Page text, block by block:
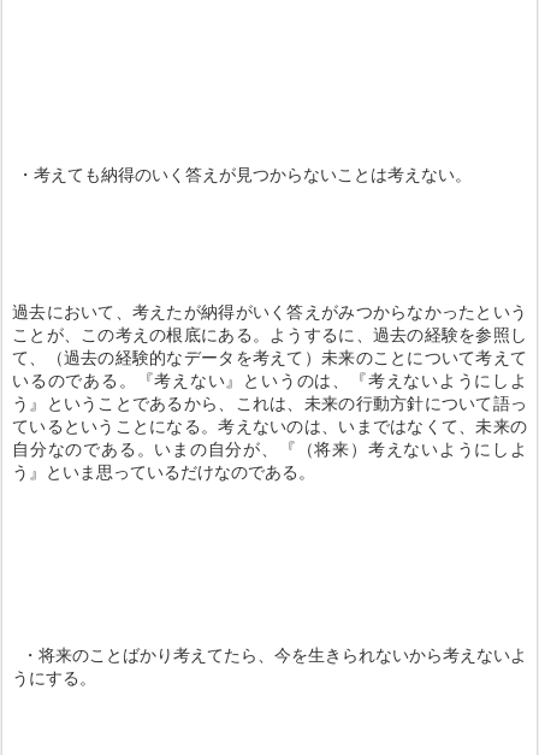
・考えても納得のいく答えが見つからないことは考えない。
過去において、考えたが納得がいく答えがみつからなかったという
ことが、この考えの根底にある。ようするに、過去の経験を参照し
て、（過去の経験的なデータを考えて）未来のことについて考えて
いるのである。『考えない』というのは、『考えないようにしよ
う』ということであるから、これは、未来の行動方針について語っ
ているということになる。考えないのは、いまではなくて、未来の
自分なのである。いまの自分が、『（将来）考えないようにしよ
う』といま思っているだけなのである。
・将来のことばかり考えてたら、今を生きられないから考えないよ
うにする。